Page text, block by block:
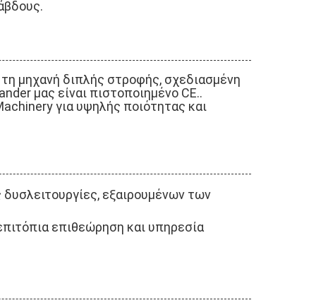
μηχανή διπλής στροφής, σχεδιασμένη
μας είναι πιστοποιημένο CE..
για υψηλής ποιότητας και
εξαιρουμένων των
επιθεώρηση και υπηρεσία